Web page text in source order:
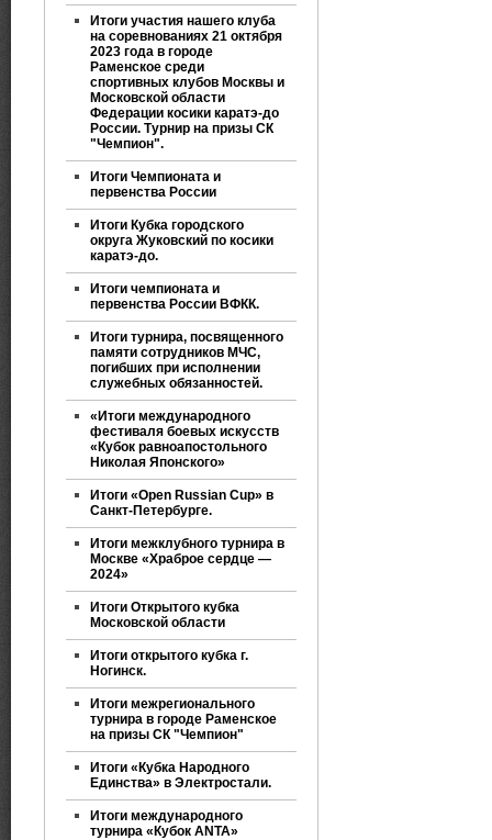
Итоги участия нашего клуба
на соревнованиях 21 октября
2023 года в городе
Раменское среди
спортивных клубов Москвы и
Московской области
Федерации косики каратэ-до
России. Турнир на призы СК
"Чемпион".
Итоги Чемпионата и
первенства России
Итоги Кубка городского
округа Жуковский по косики
каратэ-до.
Итоги чемпионата и
первенства России ВФКК.
Итоги турнира, посвященного
памяти сотрудников МЧС,
погибших при исполнении
служебных обязанностей.
«Итоги международного
фестиваля боевых искусств
«Кубок равноапостольного
Николая Японского»
Итоги «Open Russian Cup» в
Санкт-Петербурге.
Итоги межклубного турнира в
Москве «Храброе сердце —
2024»
Итоги Открытого кубка
Московской области
Итоги открытого кубка г.
Ногинск.
Итоги межрегионального
турнира в городе Раменское
на призы СК "Чемпион"
Итоги «Кубка Народного
Единства» в Электростали.
Итоги международного
турнира «Кубок ANTA»